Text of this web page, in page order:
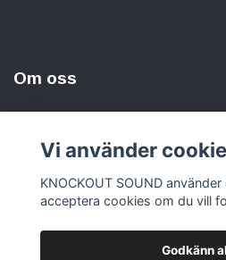
Om oss
Sociala medier
Vi använder
KNOCKOUT SOUND
acceptera cookies om du vill
Godkänn